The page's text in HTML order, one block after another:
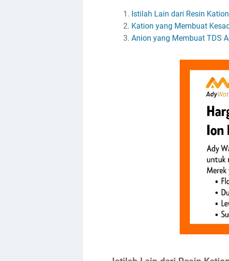
Istilah Lain dari Resin
Kation yang Membuat
Anion yang Membuat TDS